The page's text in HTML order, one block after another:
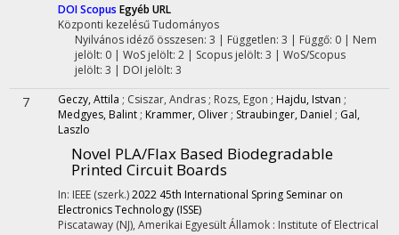
DOIScopus Egyéb URL
Központi kezelésűTudományos
Nyilvános idéző összesen: 3 | Független: 3 | Függő: 0 | Nem
jelölt: 0 | WoS jelölt: 2 | Scopus jelölt: 3 | WoS/Scopus
jelölt: 3 | DOI jelölt: 3
7 Geczy, Attila ; Csiszar, Andras ; Rozs, Egon ; Hajdu, Istvan ;
Medgyes, Balint ; Krammer, Oliver ; Straubinger, Daniel ; Gal,
Laszlo
Novel PLA/Flax Based Biodegradable
Printed Circuit Boards
In: IEEE (szerk.)2022 45th International Spring Seminar on
Electronics Technology (ISSE)
Piscataway (NJ), Amerikai Egyesült Államok : Institute of Electrical